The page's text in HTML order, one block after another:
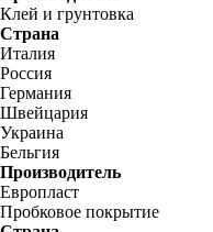
Клей и грунтовка
Страна
Италия
Россия
Германия
Швейцария
Украина
Бельгия
Производитель
Европласт
Пробковое покрытие